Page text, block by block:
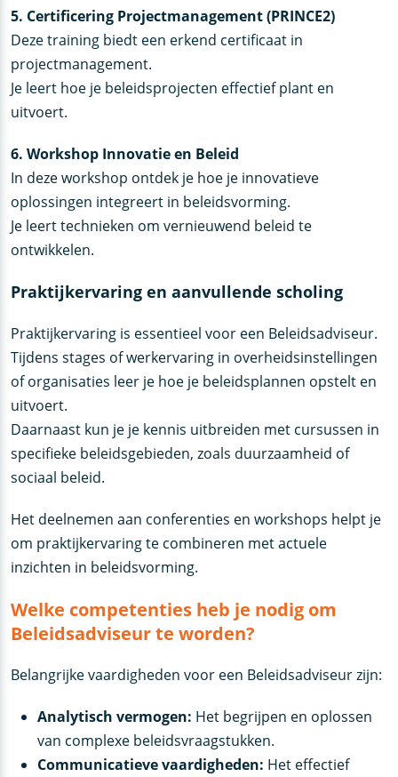
5. Certificering Projectmanagement (PRINCE2)
Deze training biedt een erkend certificaat in
projectmanagement.
Je leert hoe je beleidsprojecten effectief plant en
uitvoert.
6. Workshop Innovatie en Beleid
In deze workshop ontdek je hoe je innovatieve
oplossingen integreert in beleidsvorming.
Je leert technieken om vernieuwend beleid te
ontwikkelen.
Praktijkervaring en aanvullende scholing
Praktijkervaring is essentieel voor een Beleidsadviseur.
Tijdens stages of werkervaring in overheidsinstellingen
of organisaties leer je hoe je beleidsplannen opstelt en
uitvoert.
Daarnaast kun je je kennis uitbreiden met cursussen in
specifieke beleidsgebieden, zoals duurzaamheid of
sociaal beleid.
Het deelnemen aan conferenties en workshops helpt je
om praktijkervaring te combineren met actuele
inzichten in beleidsvorming.
Welke competenties heb je nodig om
Beleidsadviseur te worden?
Belangrijke vaardigheden voor een Beleidsadviseur zijn:
Analytisch vermogen: Het begrijpen en oplossen
van complexe beleidsvraagstukken.
Communicatieve vaardigheden: Het effectief